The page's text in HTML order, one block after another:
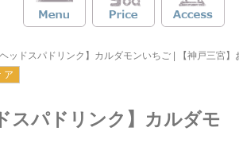
ヘッドスパドリンク】カルダモンいちご | 【神戸三宮
ア
スパドリンク】カルダモ